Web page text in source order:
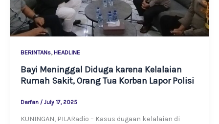
BERINTANs, HEADLINE
Bayi Meninggal Diduga karena Kelalaian
Rumah Sakit, Orang Tua Korban Lapor Polisi
Darfan / July 17, 2025
KUNINGAN, PILARadio – Kasus dugaan kelalaian di